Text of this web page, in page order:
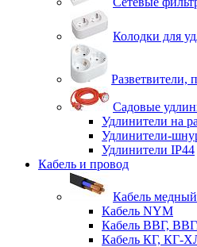
Колодки для
Разветвители,
Садовые
Удлинители на
Удлинители-
Удлинители IP44
Кабель и провод
Кабель медный
Кабель NYM
Кабель ВВГ,
Кабель КГ, КГ-